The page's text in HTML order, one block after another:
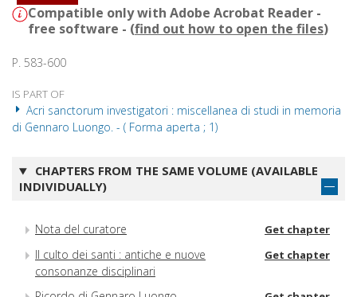
Compatible only with Adobe Acrobat Reader -
free software - (find out how to open the files)
P. 583-600
IS PART OF
Acri sanctorum investigatori : miscellanea di studi in memoria
di Gennaro Luongo. - ( Forma aperta ; 1)
CHAPTERS FROM THE SAME VOLUME (AVAILABLE
INDIVIDUALLY)
Nota del curatore Get chapter
Il culto dei santi : antiche e nuove
consonanze disciplinari
Get chapter